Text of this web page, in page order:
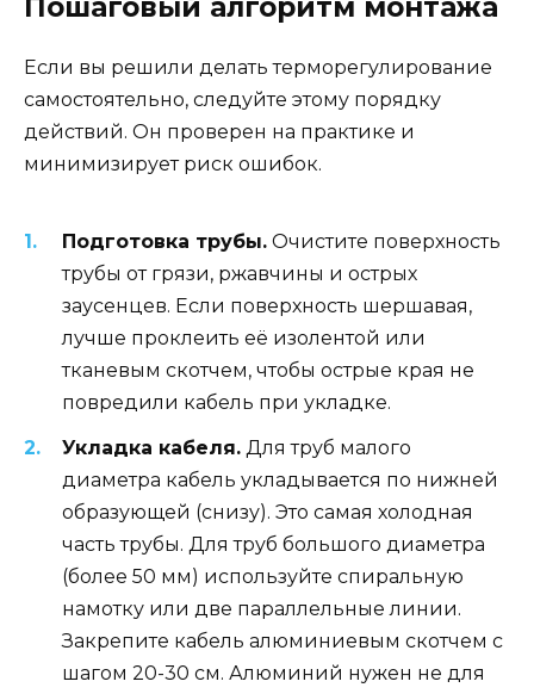
Если вы решили делать терморегулирование
самостоятельно, следуйте этому порядку
действий. Он проверен на практике и
минимизирует риск ошибок.
Подготовка трубы. Очистите поверхность
трубы от грязи, ржавчины и острых
заусенцев. Если поверхность шершавая,
лучше проклеить её изолентой или
тканевым скотчем, чтобы острые края не
повредили кабель при укладке.
Укладка кабеля. Для труб малого
диаметра кабель укладывается по нижней
образующей (снизу). Это самая холодная
часть трубы. Для труб большого диаметра
(более 50 мм) используйте спиральную
намотку или две параллельные линии.
Закрепите кабель алюминиевым скотчем с
шагом 20-30 см. Алюминий нужен не для